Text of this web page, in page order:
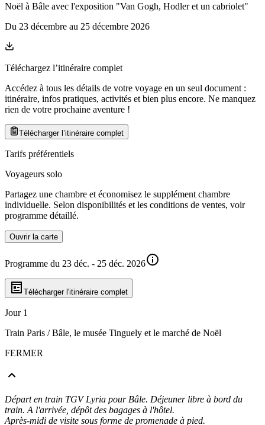
Noël à Bâle avec l'exposition "Van Gogh, Hodler et un cabriolet"
Du 23 décembre au 25 décembre 2026
Téléchargez l’itinéraire complet
Accédez à tous les détails de votre voyage en un seul document :
itinéraire, infos pratiques, activités et bien plus encore. Ne manquez
rien de votre prochaine aventure !
Télécharger l’itinéraire complet
Tarifs préférentiels
Voyageurs solo
Partagez une chambre et économisez le supplément chambre
individuelle. Selon disponibilités et les conditions de ventes, voir
programme détaillé.
Ouvrir la carte
Programme du 23 déc. - 25 déc. 2026
Télécharger l'itinéraire complet
Jour 1
Train Paris / Bâle, le musée Tinguely et le marché de Noël
FERMER
Départ en train TGV Lyria pour Bâle. Déjeuner libre à bord du
train. A l'arrivée, dépôt des bagages à l'hôtel.
Après-midi de visite sous forme de promenade à pied.